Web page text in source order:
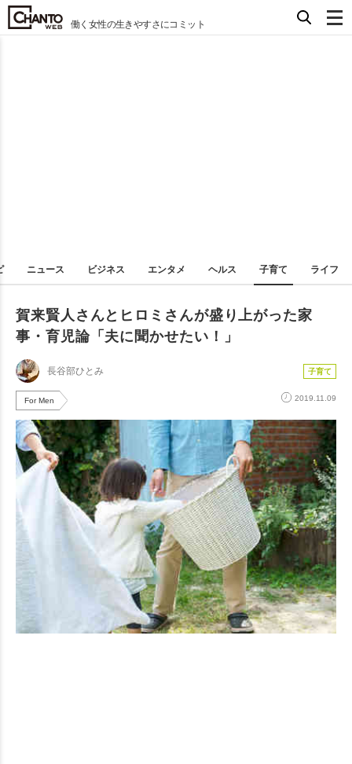
働く女性の生きやすさにコミット
ニュース ビジネス エンタメ ヘルス 子育て ライフ
賀来賢人さんとヒロミさんが盛り上がった家
事・育児論「夫に聞かせたい！」
長谷部ひとみ 子育て
For Men 2019.11.09